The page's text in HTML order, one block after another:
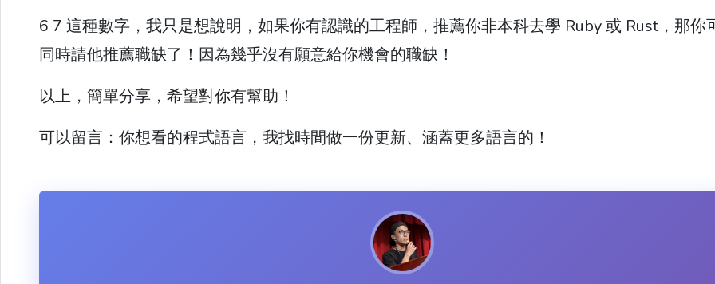
6 7 這種數字，我只是想說明，如果你有認識的工程師，推薦你非本科去學 Ruby 或 Rust，那你
同時請他推薦職缺了！因為幾乎沒有願意給你機會的職缺！
以上，簡單分享，希望對你有幫助！
可以留言：你想看的程式語言，我找時間做一份更新、涵蓋更多語言的！